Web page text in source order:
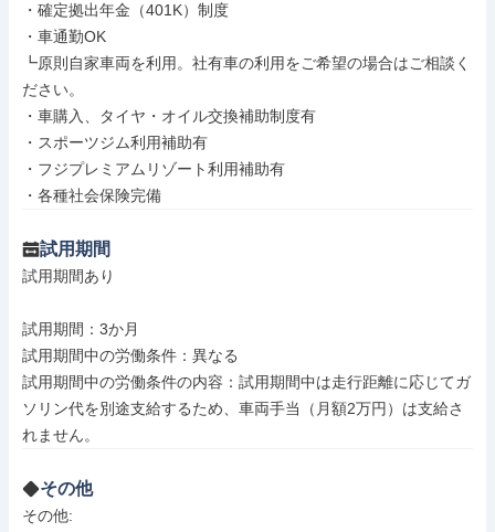
・確定拠出年金（401K）制度
・車通勤OK
┗原則自家車両を利用。社有車の利用をご希望の場合はご相談く
ださい。
・車購入、タイヤ・オイル交換補助制度有
・スポーツジム利用補助有
・フジプレミアムリゾート利用補助有
・各種社会保険完備
試用期間
試用期間あり
試用期間：3か月
試用期間中の労働条件：異なる
試用期間中の労働条件の内容：試用期間中は走行距離に応じてガ
ソリン代を別途支給するため、車両手当（月額2万円）は支給さ
れません。
その他
その他: